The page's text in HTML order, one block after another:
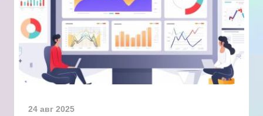
24 авг 2025